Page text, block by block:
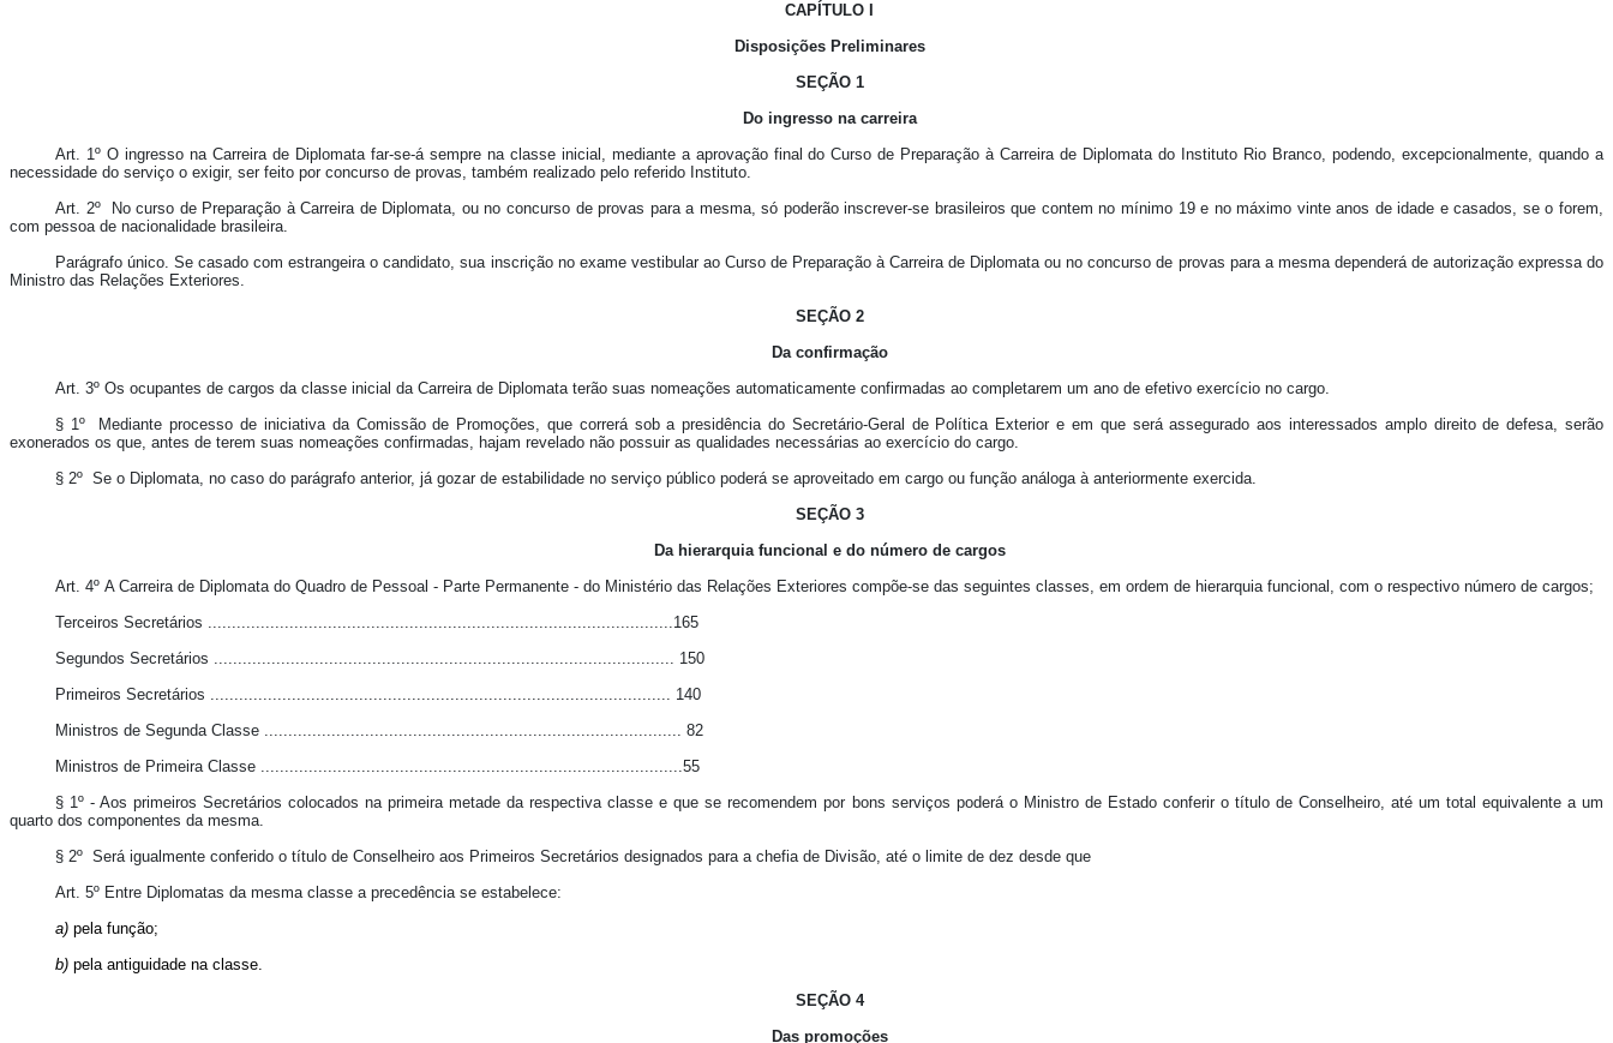
CAPÍTULO I
Disposições Preliminares
SEÇÃO 1
Do ingresso na carreira
Art. 1º O ingresso na Carreira de Diplomata far-se-á sempre na classe inicial, mediante a aprovação final do Curso de Preparação à Carreira de Diplomata do Instituto Rio Branco, podendo, excepcionalmente, quando a
necessidade do serviço o exigir, ser feito por concurso de provas, também realizado pelo referido Instituto.
Art. 2º No curso de Preparação à Carreira de Diplomata, ou no concurso de provas para a mesma, só poderão inscrever-se brasileiros que contem no mínimo 19 e no máximo vinte anos de idade e casados, se o forem,
com pessoa de nacionalidade brasileira.
Parágrafo único. Se casado com estrangeira o candidato, sua inscrição no exame vestibular ao Curso de Preparação à Carreira de Diplomata ou no concurso de provas para a mesma dependerá de autorização expressa do
Ministro das Relações Exteriores.
SEÇÃO 2
Da confirmação
Art. 3º Os ocupantes de cargos da classe inicial da Carreira de Diplomata terão suas nomeações automaticamente confirmadas ao completarem um ano de efetivo exercício no cargo.
§ 1º Mediante processo de iniciativa da Comissão de Promoções, que correrá sob a presidência do Secretário-Geral de Política Exterior e em que será assegurado aos interessados amplo direito de defesa, serão
exonerados os que, antes de terem suas nomeações confirmadas, hajam revelado não possuir as qualidades necessárias ao exercício do cargo.
§ 2º Se o Diplomata, no caso do parágrafo anterior, já gozar de estabilidade no serviço público poderá se aproveitado em cargo ou função análoga à anteriormente exercida.
SEÇÃO 3
Da hierarquia funcional e do número de cargos
Art. 4º A Carreira de Diplomata do Quadro de Pessoal - Parte Permanente - do Ministério das Relações Exteriores compõe-se das seguintes classes, em ordem de hierarquia funcional, com o respectivo número de cargos;
Terceiros Secretários .................................................................................................165
Segundos Secretários ................................................................................................ 150
Primeiros Secretários ................................................................................................ 140
Ministros de Segunda Classe ....................................................................................... 82
Ministros de Primeira Classe ........................................................................................55
§ 1º - Aos primeiros Secretários colocados na primeira metade da respectiva classe e que se recomendem por bons serviços poderá o Ministro de Estado conferir o título de Conselheiro, até um total equivalente a um
quarto dos componentes da mesma.
§ 2º Será igualmente conferido o título de Conselheiro aos Primeiros Secretários designados para a chefia de Divisão, até o limite de dez desde que
Art. 5º Entre Diplomatas da mesma classe a precedência se estabelece:
a) pela função;
b) pela antiguidade na classe.
SEÇÃO 4
Das promoções